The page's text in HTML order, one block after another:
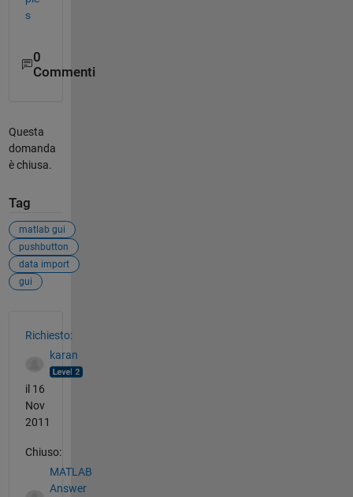
s
0
Commenti
Questa
domanda
è chiusa.
Tag
matlab gui
pushbutton
data import
gui
Richiesto:
karan
il 16
Nov
2011
Chiuso:
MATLAB
Answer